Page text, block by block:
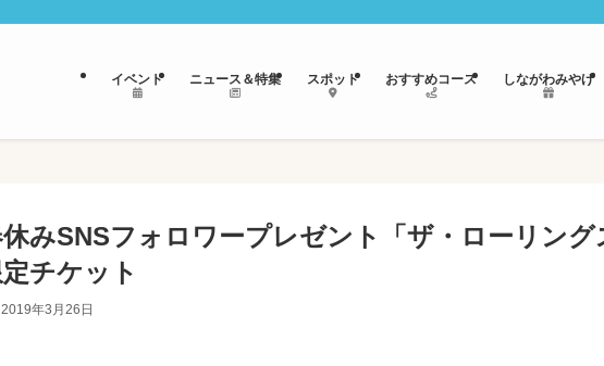
イベント ニュース＆特集 スポット おすすめコース しながわみやげ
休みSNSフォロワープレゼント「ザ・ローリン
チケット
2019年3月26日